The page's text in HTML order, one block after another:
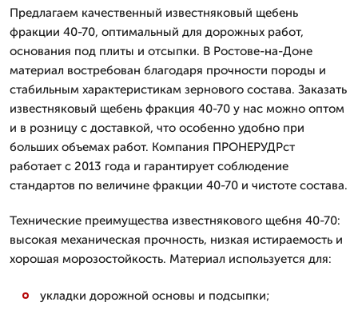
Предлагаем качественный известняковый щебень
фракции 40-70, оптимальный для дорожных работ,
основания под плиты и отсыпки. В Ростове-на-Доне
материал востребован благодаря прочности породы и
стабильным характеристикам зернового состава. Заказать
известняковый щебень фракция 40-70 у нас можно оптом
и в розницу с доставкой, что особенно удобно при
больших объемах работ. Компания ПРОНЕРУДРст
работает с 2013 года и гарантирует соблюдение
стандартов по величине фракции 40-70 и чистоте состава.
Технические преимущества известнякового щебня 40-70:
высокая механическая прочность, низкая истираемость и
хорошая морозостойкость. Материал используется для:
укладки дорожной основы и подсыпки;